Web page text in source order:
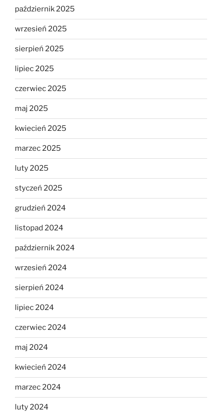
październik 2025
wrzesień 2025
sierpień 2025
lipiec 2025
czerwiec 2025
maj 2025
kwiecień 2025
marzec 2025
luty 2025
styczeń 2025
grudzień 2024
listopad 2024
październik 2024
wrzesień 2024
sierpień 2024
lipiec 2024
czerwiec 2024
maj 2024
kwiecień 2024
marzec 2024
luty 2024